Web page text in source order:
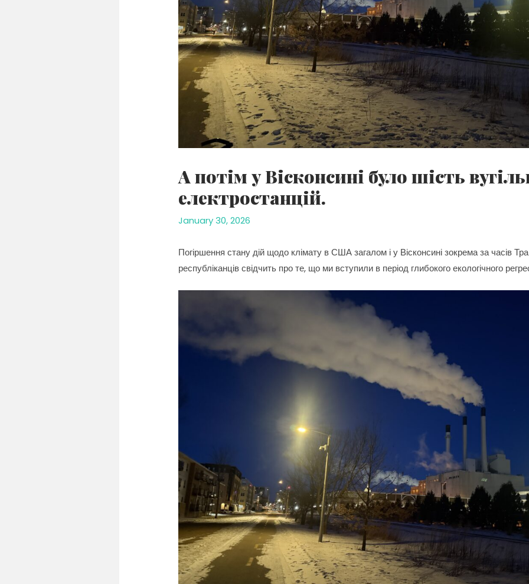
А потім у Вісконсині було шість
електростанцій.
January 30, 2026
Погіршення стану дій щодо клімату в США загалом і у Вісконсині зокрема за часів
республіканців свідчить про те, що ми вступили в період глибокого екологічного